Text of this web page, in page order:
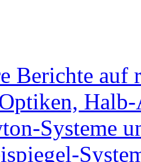
Berichte auf
Halb-
Systeme